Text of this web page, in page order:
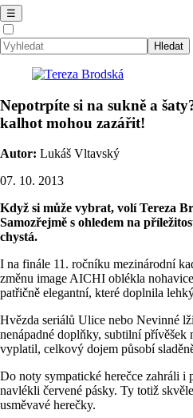
☰
Nepotrpíte si na sukně a
kalhot mohou zazářit!
Autor: Lukáš Vltavský
07. 10. 2013
Když si může vybrat, volí Tereza
Samozřejmě s ohledem na
chystá.
I na finále 11. ročníku mezinárodní
změnu image AICHI oblékla
patřičně elegantní, které doplnila
Hvězda seriálů Ulice nebo Nevinné
nenápadné doplňky, subtilní
vyplatil, celkový dojem působí
Do noty sympatické herečce zahráli i
navlékli červené pásky. Ty totiž
usměvavé herečky.